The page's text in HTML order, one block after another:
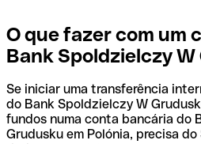
O que fazer com um
Bank Spoldzielczy
Se iniciar uma transferência
do Bank Spoldzielczy W
fundos numa conta bancária do
Grudusku em Polónia, precisa